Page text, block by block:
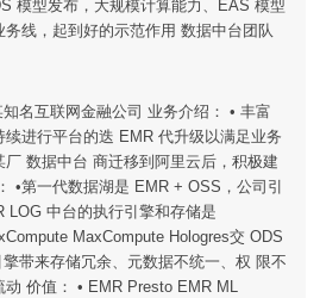
模型发布，大规模计算能力、EAS 模型
线，起到好的示范作用 数据中台团队
名互联网金融公司 业务介绍： • 丰富
进行平台的迭 EMR 代升级以满足业务
数据中台 商迁移到阿里云后，积极建
•第一代数据湖是 EMR + OSS，公司引
LOG 中台的执行引擎和存储是
MaxCompute Hologres交 ODS
带来存储冗余、元数据不统一、权 限不
价值： • EMR Presto EMR ML